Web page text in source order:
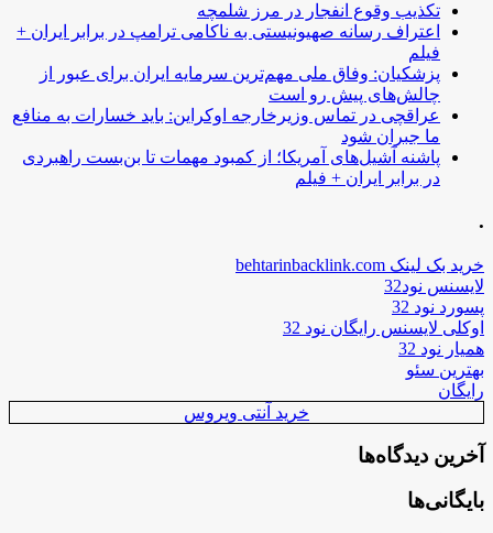
تکذیب وقوع انفجار در مرز شلمچه
اعتراف رسانه صهیونیستی به ناکامی ترامپ در برابر ایران +
فیلم
پزشکیان: وفاق ملی مهم‌ترین سرمایه ایران برای عبور از
چالش‌های پیش رو است
عراقچی در تماس وزیرخارجه اوکراین: باید خسارات به منافع
ما جبران شود
پاشنه آشیل‌های آمریکا؛ از کمبود مهمات تا بن‌بست راهبردی
در برابر ایران + فیلم
.
خرید بک لینک behtarinbacklink.com
لایسنس نود32
پسورد نود 32
اوکلی لایسنس رایگان نود 32
همیار نود 32
بهترین سئو
رایگان
خرید آنتی ویروس
آخرین دیدگاه‌ها
بایگانی‌ها